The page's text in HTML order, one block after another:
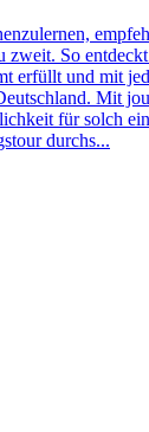
zweit. So
erfüllt und mit
Mit
für solch
durchs...